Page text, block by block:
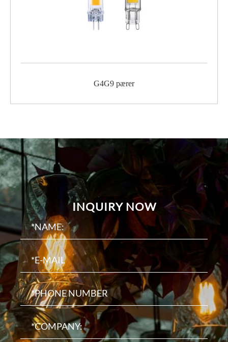
G4G9 pærer
INQUIRY NOW